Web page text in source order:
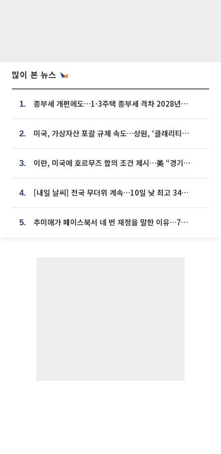
많이 본 뉴스
1. 종부세 개편에도…1·3주택 종부세 격차 2028년부터 확대
2. 미국, 가상자산 포괄 규제 속도…상원, ‘클래리티법’ 9월 절차투표 추진
3. 이란, 미국에 호르무즈 합의 조건 제시…美 “경기 아직 안 끝나” [종합]
4. [내일 날씨] 전국 무더위 계속…10일 낮 최고 34도 육박
5. 추미애가 페이스북서 네 번 재정을 말한 이유…7700억 추경 열쇠는 도의회에